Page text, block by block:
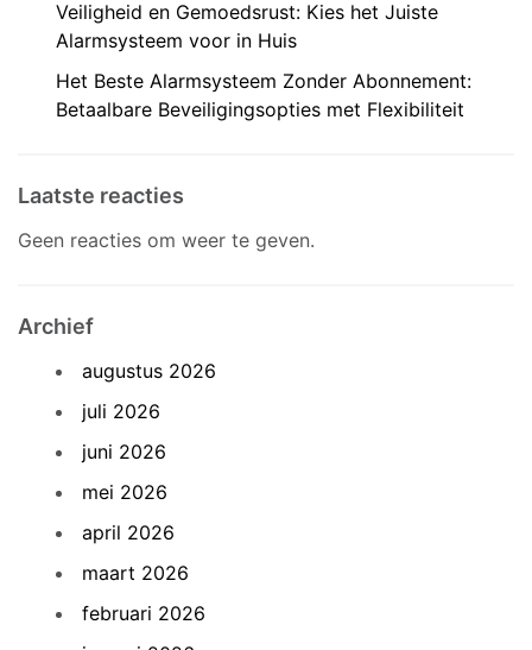
Veiligheid en Gemoedsrust: Kies het Juiste
Alarmsysteem voor in Huis
Het Beste Alarmsysteem Zonder Abonnement:
Betaalbare Beveiligingsopties met Flexibiliteit
Laatste reacties
Geen reacties om weer te geven.
Archief
augustus 2026
juli 2026
juni 2026
mei 2026
april 2026
maart 2026
februari 2026